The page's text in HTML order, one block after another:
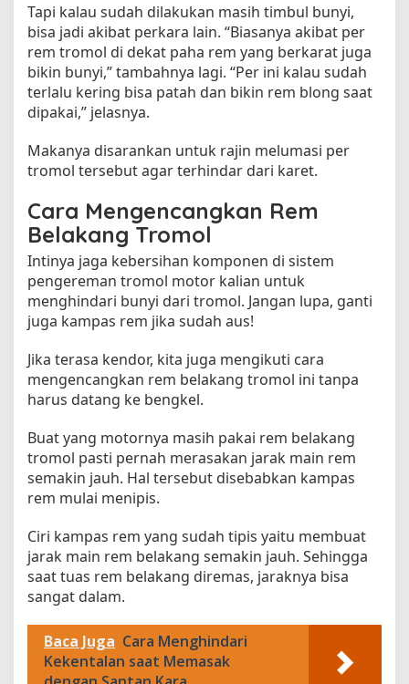
Tapi kalau sudah dilakukan masih timbul bunyi,
bisa jadi akibat perkara lain. “Biasanya akibat per
rem tromol di dekat paha rem yang berkarat juga
bikin bunyi,” tambahnya lagi. “Per ini kalau sudah
terlalu kering bisa patah dan bikin rem blong saat
dipakai,” jelasnya.
Makanya disarankan untuk rajin melumasi per
tromol tersebut agar terhindar dari karet.
Cara Mengencangkan Rem
Belakang Tromol
Intinya jaga kebersihan komponen di sistem
pengereman tromol motor kalian untuk
menghindari bunyi dari tromol. Jangan lupa, ganti
juga kampas rem jika sudah aus!
Jika terasa kendor, kita juga mengikuti cara
mengencangkan rem belakang tromol ini tanpa
harus datang ke bengkel.
Buat yang motornya masih pakai rem belakang
tromol pasti pernah merasakan jarak main rem
semakin jauh. Hal tersebut disebabkan kampas
rem mulai menipis.
Ciri kampas rem yang sudah tipis yaitu membuat
jarak main rem belakang semakin jauh. Sehingga
saat tuas rem belakang diremas, jaraknya bisa
sangat dalam.
Baca Juga Cara Menghindari
Kekentalan saat Memasak